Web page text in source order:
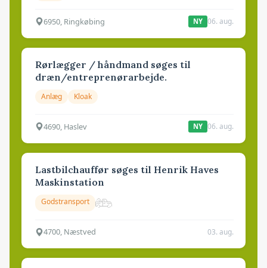
6950, Ringkøbing NY 06. aug.
Rørlægger / håndmand søges til
dræn/entreprenørarbejde.
Anlæg Kloak
4690, Haslev NY 06. aug.
Lastbilchauffør søges til Henrik Haves
Maskinstation
Godstransport
4700, Næstved 03. aug.